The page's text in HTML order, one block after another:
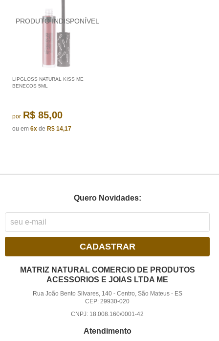
LIPGLOSS NATURAL KISS ME
BENECOS 5ML
por R$ 85,00
ou em 6x de R$ 14,17
Quero Novidades:
CADASTRAR
MATRIZ NATURAL COMERCIO DE PRODUTOS
ACESSORIOS E JOIAS LTDA ME
Rua João Bento Silvares, 140- Centro, São Mateus- ES
CEP: 29930-020
CNPJ: 18.008.160/0001-42
Atendimento